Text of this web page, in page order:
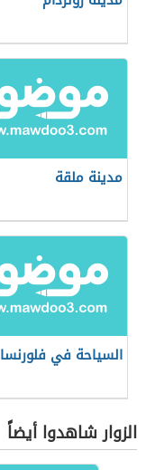
مدينة ملقة
السياحة في فلورنسا
الزوار شاهدوا أيضاً